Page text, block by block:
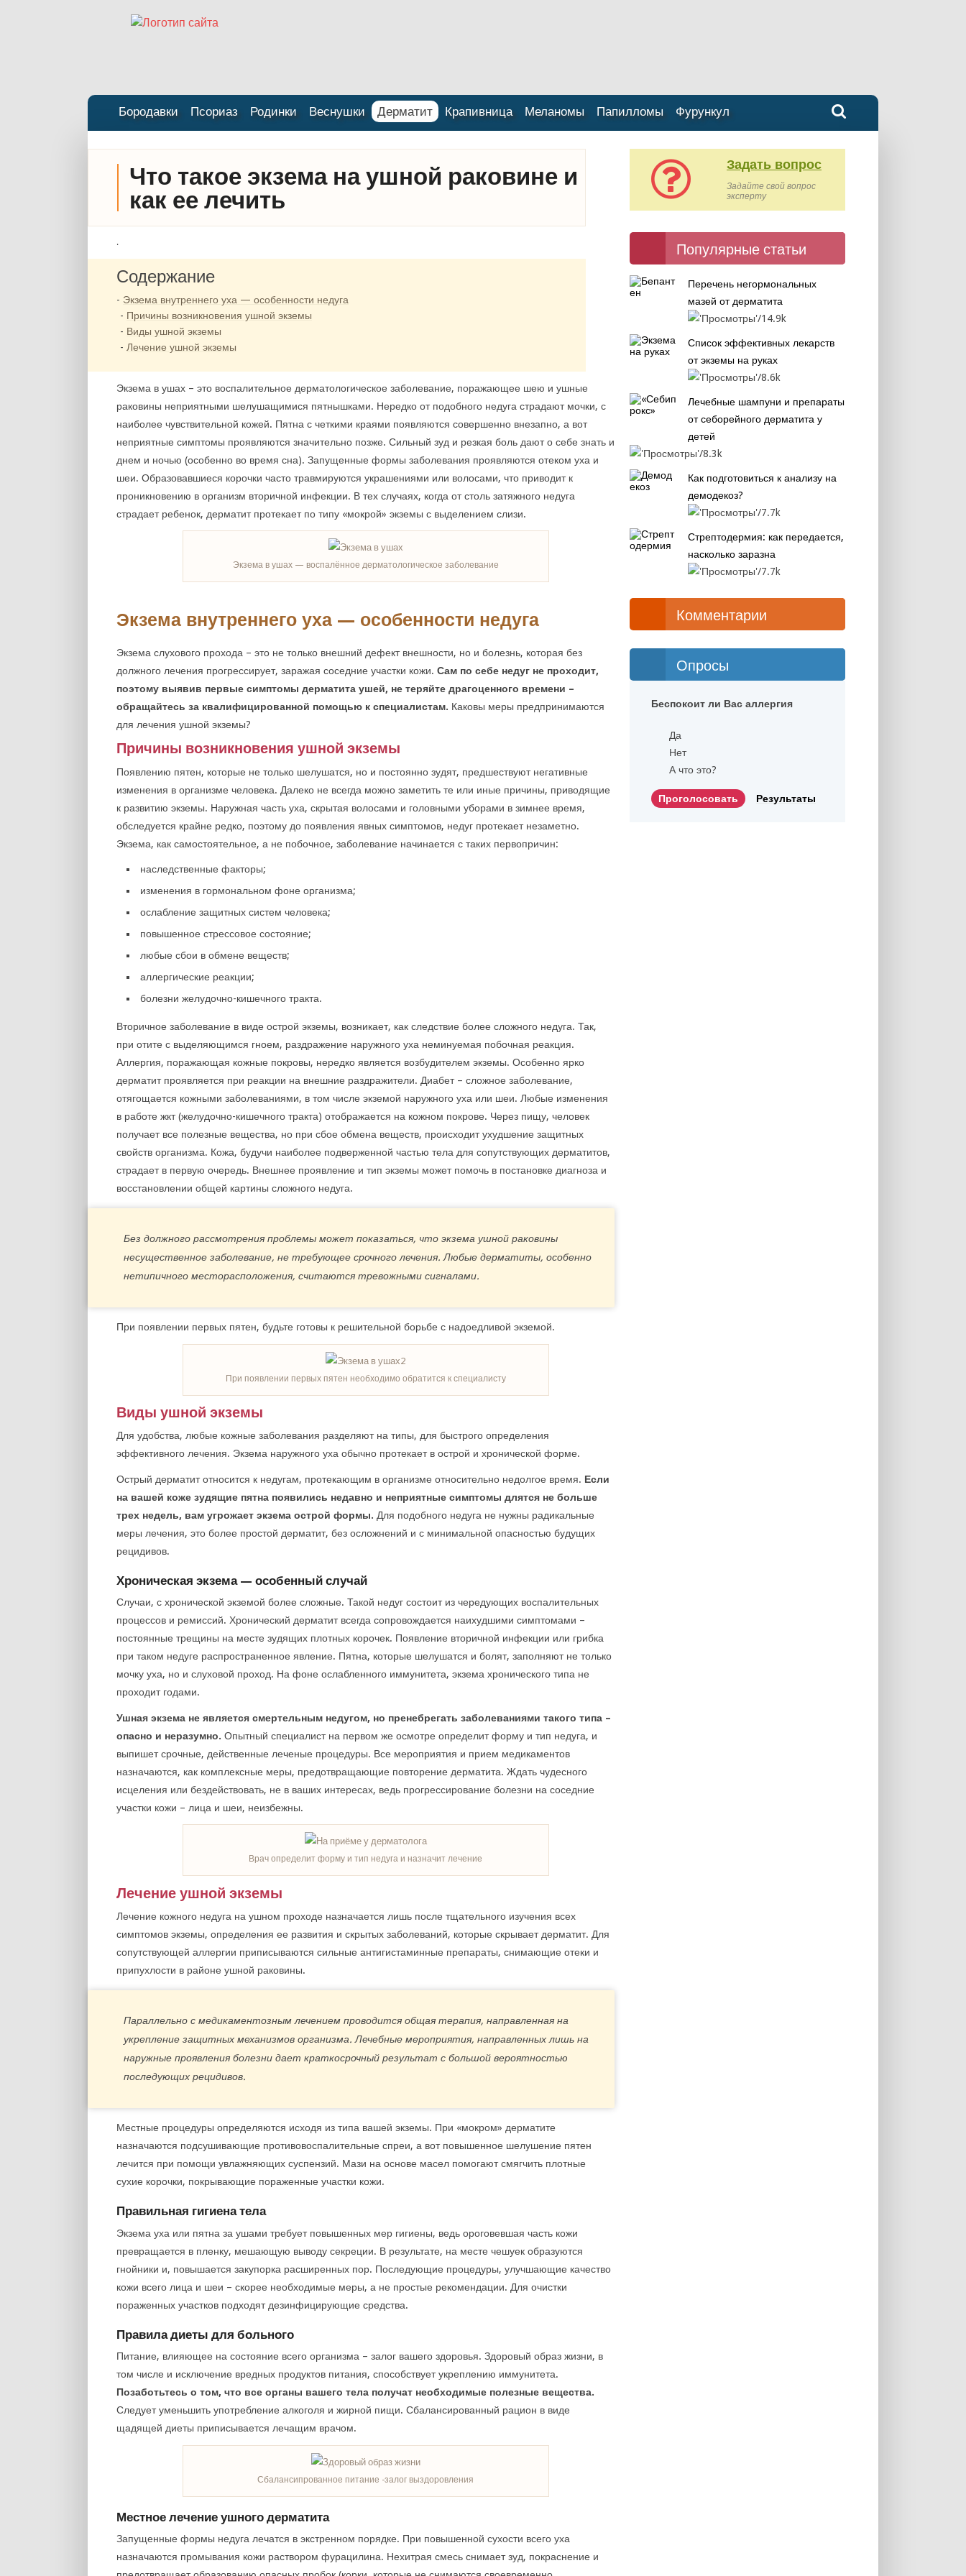
Бородавки Псориаз Родинки Веснушки Дерматит Крапивница Меланомы Папилломы Фурункул
Что такое экзема на ушной раковине и
как ее лечить
.
Содержание
Экзема внутреннего уха — особенности недуга
Причины возникновения ушной экземы
Виды ушной экземы
Лечение ушной экземы
Экзема в ушах – это воспалительное дерматологическое заболевание, поражающее шею и ушные
раковины неприятными шелушащимися пятнышками. Нередко от подобного недуга страдают мочки, с
наиболее чувствительной кожей. Пятна с четкими краями появляются совершенно внезапно, а вот
неприятные симптомы проявляются значительно позже. Сильный зуд и резкая боль дают о себе знать и
днем и ночью (особенно во время сна). Запущенные формы заболевания проявляются отеком уха и
шеи. Образовавшиеся корочки часто травмируются украшениями или волосами, что приводит к
проникновению в организм вторичной инфекции. В тех случаях, когда от столь затяжного недуга
страдает ребенок, дерматит протекает по типу «мокрой» экземы с выделением слизи.
Экзема в ушах — воспалённое дерматологическое заболевание
Экзема внутреннего уха — особенности недуга
Экзема слухового прохода – это не только внешний дефект внешности, но и болезнь, которая без
должного лечения прогрессирует, заражая соседние участки кожи. Сам по себе недуг не проходит,
поэтому выявив первые симптомы дерматита ушей, не теряйте драгоценного времени –
обращайтесь за квалифицированной помощью к специалистам. Каковы меры предпринимаются
для лечения ушной экземы?
Причины возникновения ушной экземы
Появлению пятен, которые не только шелушатся, но и постоянно зудят, предшествуют негативные
изменения в организме человека. Далеко не всегда можно заметить те или иные причины, приводящие
к развитию экземы. Наружная часть уха, скрытая волосами и головными уборами в зимнее время,
обследуется крайне редко, поэтому до появления явных симптомов, недуг протекает незаметно.
Экзема, как самостоятельное, а не побочное, заболевание начинается с таких первопричин:
наследственные факторы;
изменения в гормональном фоне организма;
ослабление защитных систем человека;
повышенное стрессовое состояние;
любые сбои в обмене веществ;
аллергические реакции;
болезни желудочно-кишечного тракта.
Вторичное заболевание в виде острой экземы, возникает, как следствие более сложного недуга. Так,
при отите с выделяющимся гноем, раздражение наружного уха неминуемая побочная реакция.
Аллергия, поражающая кожные покровы, нередко является возбудителем экземы. Особенно ярко
дерматит проявляется при реакции на внешние раздражители. Диабет – сложное заболевание,
отягощается кожными заболеваниями, в том числе экземой наружного уха или шеи. Любые изменения
в работе жкт (желудочно-кишечного тракта) отображается на кожном покрове. Через пищу, человек
получает все полезные вещества, но при сбое обмена веществ, происходит ухудшение защитных
свойств организма. Кожа, будучи наиболее подверженной частью тела для сопутствующих дерматитов,
страдает в первую очередь. Внешнее проявление и тип экземы может помочь в постановке диагноза и
восстановлении общей картины сложного недуга.
Без должного рассмотрения проблемы может показаться, что экзема ушной раковины
несущественное заболевание, не требующее срочного лечения. Любые дерматиты, особенно
нетипичного месторасположения, считаются тревожными сигналами.
При появлении первых пятен, будьте готовы к решительной борьбе с надоедливой экземой.
При появлении первых пятен необходимо обратится к специалисту
Виды ушной экземы
Для удобства, любые кожные заболевания разделяют на типы, для быстрого определения
эффективного лечения. Экзема наружного уха обычно протекает в острой и хронической форме.
Острый дерматит относится к недугам, протекающим в организме относительно недолгое время. Если
на вашей коже зудящие пятна появились недавно и неприятные симптомы длятся не больше
трех недель, вам угрожает экзема острой формы. Для подобного недуга не нужны радикальные
меры лечения, это более простой дерматит, без осложнений и с минимальной опасностью будущих
рецидивов.
Хроническая экзема — особенный случай
Случаи, с хронической экземой более сложные. Такой недуг состоит из чередующих воспалительных
процессов и ремиссий. Хронический дерматит всегда сопровождается наихудшими симптомами –
постоянные трещины на месте зудящих плотных корочек. Появление вторичной инфекции или грибка
при таком недуге распространенное явление. Пятна, которые шелушатся и болят, заполняют не только
мочку уха, но и слуховой проход. На фоне ослабленного иммунитета, экзема хронического типа не
проходит годами.
Ушная экзема не является смертельным недугом, но пренебрегать заболеваниями такого типа –
опасно и неразумно. Опытный специалист на первом же осмотре определит форму и тип недуга, и
выпишет срочные, действенные леченые процедуры. Все мероприятия и прием медикаментов
назначаются, как комплексные меры, предотвращающие повторение дерматита. Ждать чудесного
исцеления или бездействовать, не в ваших интересах, ведь прогрессирование болезни на соседние
участки кожи – лица и шеи, неизбежны.
Врач определит форму и тип недуга и назначит лечение
Лечение ушной экземы
Лечение кожного недуга на ушном проходе назначается лишь после тщательного изучения всех
симптомов экземы, определения ее развития и скрытых заболеваний, которые скрывает дерматит. Для
сопутствующей аллергии приписываются сильные антигистаминные препараты, снимающие отеки и
припухлости в районе ушной раковины.
Параллельно с медикаментозным лечением проводится общая терапия, направленная на
укрепление защитных механизмов организма. Лечебные мероприятия, направленных лишь на
наружные проявления болезни дает краткосрочный результат с большой вероятностью
последующих рецидивов.
Местные процедуры определяются исходя из типа вашей экземы. При «мокром» дерматите
назначаются подсушивающие противовоспалительные спреи, а вот повышенное шелушение пятен
лечится при помощи увлажняющих суспензий. Мази на основе масел помогают смягчить плотные
сухие корочки, покрывающие пораженные участки кожи.
Правильная гигиена тела
Экзема уха или пятна за ушами требует повышенных мер гигиены, ведь ороговевшая часть кожи
превращается в пленку, мешающую выводу секреции. В результате, на месте чешуек образуются
гнойники и, повышается закупорка расширенных пор. Последующие процедуры, улучшающие качество
кожи всего лица и шеи – скорее необходимые меры, а не простые рекомендации. Для очистки
пораженных участков подходят дезинфицирующие средства.
Правила диеты для больного
Питание, влияющее на состояние всего организма – залог вашего здоровья. Здоровый образ жизни, в
том числе и исключение вредных продуктов питания, способствует укреплению иммунитета.
Позаботьтесь о том, что все органы вашего тела получат необходимые полезные вещества.
Следует уменьшить употребление алкоголя и жирной пищи. Сбалансированный рацион в виде
щадящей диеты приписывается лечащим врачом.
Сбалансипрованное питание -залог выздоровления
Местное лечение ушного дерматита
Запущенные формы недуга лечатся в экстренном порядке. При повышенной сухости всего уха
назначаются промывания кожи раствором фурацилина. Нехитрая смесь снимает зуд, покраснение и
Задать вопрос
Задайте свой вопрос
эксперту
Популярные статьи
Перечень негормональных
мазей от дерматита
14.9k
Список эффективных лекарств
от экземы на руках
8.6k
Лечебные шампуни и препараты
от себорейного дерматита у
детей
8.3k
Как подготовиться к анализу на
демодекоз?
7.7k
Стрептодермия: как передается,
насколько заразна
7.7k
Комментарии
Опросы
Беспокоит ли Вас аллергия
Да
Нет
А что это?
Результаты